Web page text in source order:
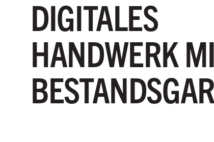
DIGITALES
HANDWERK